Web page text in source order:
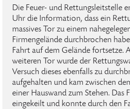
Die Feuer- und Rettungsleitstelle
Uhr die Information, dass ein
massives Tor zu einem
Firmengelände durchbrochen
Fahrt auf dem Gelände fortsetze.
weiteren Tor wurde der
Versuch dieses ebenfalls zu
aufgehalten und kam zwischen
einer Hauswand zum Stehen. Das
eingekeilt und konnte durch den